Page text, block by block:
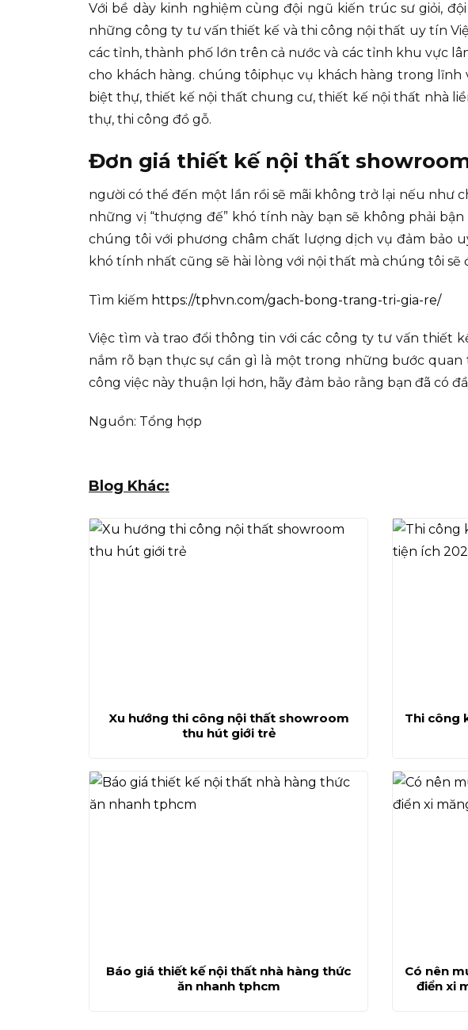
Với bề dày kinh nghiệm cùng đội ngũ kiến trúc sư giỏi,
những công ty tư vấn thiết kế và thi công nội thất uy tín
các tỉnh, thành phố lớn trên cả nước và các tỉnh khu vực
cho khách hàng. chúng tôiphục vụ khách hàng trong
biệt thự, thiết kế nội thất chung cư, thiết kế nội thất nhà
thự, thi công đồ gỗ.
Đơn giá thiết kế nội thất
người có thể đến một lần rồi sẽ mãi không trở lại nếu như
những vị “thượng đế” khó tính này bạn sẽ không phải
chúng tôi với phương châm chất lượng dịch vụ đảm bảo
khó tính nhất cũng sẽ hài lòng với nội thất mà chúng tôi
Tìm kiếm https://tphvn.com/gach-bong-trang-tri-gia-re/
Việc tìm và trao đổi thông tin với các công ty tư vấn thiết
nắm rõ bạn thực sự cần gì là một trong những bước
công việc này thuận lợi hơn, hãy đảm bảo rằng bạn đã có
Nguồn: Tổng hợp
Blog Khác:
Xu hướng thi công nội thất showroom
thu hút giới trẻ
Thi công
Báo giá thiết kế nội thất nhà hàng thức
ăn nhanh tphcm
Có nên
điển xi